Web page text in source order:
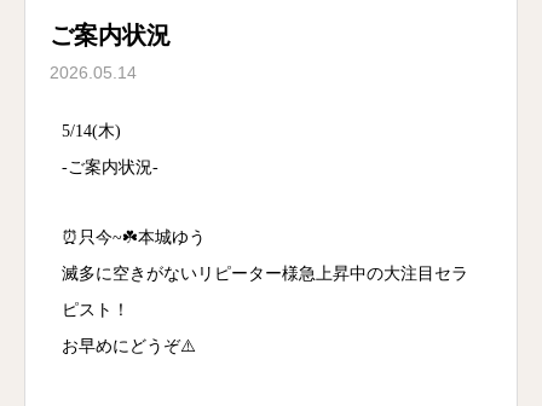
ご案内状況
2026.05.14
5/14(木)
-ご案内状況-
⏰只今~☘️本城ゆう
滅多に空きがないリピーター様急上昇中の大注目セラ
ピスト！
お早めにどうぞ⚠️